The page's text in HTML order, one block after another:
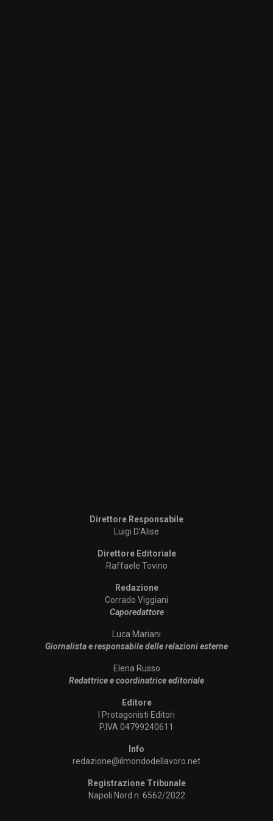
Direttore Responsabile
Luigi D’Alise
Direttore Editoriale
Raffaele Tovino
Redazione
Corrado Viggiani
Caporedattore
Luca Mariani
Giornalista e responsabile delle relazioni esterne
Elena Russo
Redattrice e coordinatrice editoriale
Editore
I Protagonisti Editori
P.IVA 04799240611
Info
redazione@ilmondodellavoro.net
Registrazione Tribunale
Napoli Nord n. 6562/2022